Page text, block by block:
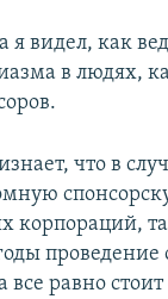
видел, как
в людях,
что в
корпораций,
равно стоит